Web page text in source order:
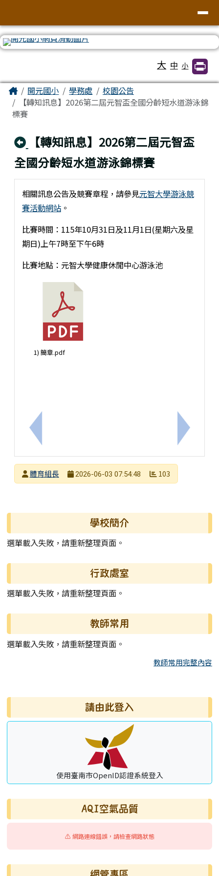
臺南市北區開元國民小學全球資訊網
大 中 小
主內容區域
Home開元國小 學務處
校園公告
【轉知訊息】2026第二屆元智盃全國分齡短水道游泳錦
標賽
回上頁
【轉知訊息】2026第二屆元智盃
全國分齡短水道游泳錦標賽
上一筆：【轉知訊息】115年度臺南市國中小動物保
相關訊息公告及競賽章程，請參見元智大學游泳競
賽活動網站。
比賽時間：115年10月31日及11月1日(星期六及星
期日)上午7時至下午6時
比賽地點：元智大學健康休閒中心游泳池
1) 簡章.pdf
下一筆：
發布者
體育組長
2026-06-03 07:54:48 103
左邊區域內容 學校簡介
選單載入失敗，請重新整理頁面。
行政處室
選單載入失敗，請重新整理頁面。
教師常用
選單載入失敗，請重新整理頁面。
教師常用完整內容
右邊區域內容 請由此登入
使用臺南市OpenID認證系統登入
AQI空氣品質
⚠️ 網路連線錯誤，請檢查網路狀態
頁尾區域